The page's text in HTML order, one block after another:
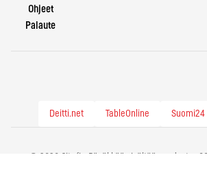
Ohjeet
Palaute
Deitti.net TableOnline Suomi24